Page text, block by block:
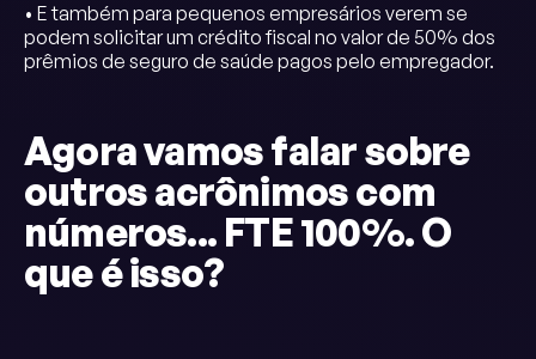
• E também para pequenos empresários verem se
podem solicitar um crédito fiscal no valor de 50% dos
prêmios de seguro de saúde pagos pelo empregador.
Agora vamos falar sobre
outros acrônimos com
números... FTE 100%. O
que é isso?